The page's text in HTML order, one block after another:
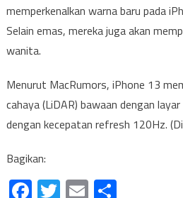
memperkenalkan warna baru pada
Selain emas, mereka juga akan
wanita.
Menurut MacRumors, iPhone 13
cahaya (LiDAR) bawaan dengan
dengan kecepatan refresh 120Hz.
Bagikan:
Facebook
Twitter
EmailShare